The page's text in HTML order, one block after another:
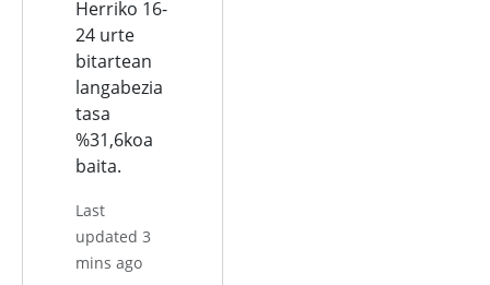
Herriko 16-
24 urte
bitartean
langabezia
tasa
%31,6koa
baita.
Last
updated 3
mins ago